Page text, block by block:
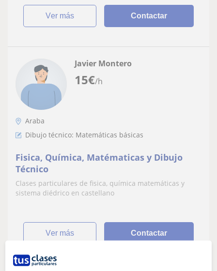
ver más Contactar
15€/h
Javier Montero
Araba
Dibujo técnico: Matemáticas básicas
Fisica, Química, Matématicas y Dibujo
Técnico
Clases particulares de fisica, química matemáticas y
sistema diédrico en castellano
ver más Contactar